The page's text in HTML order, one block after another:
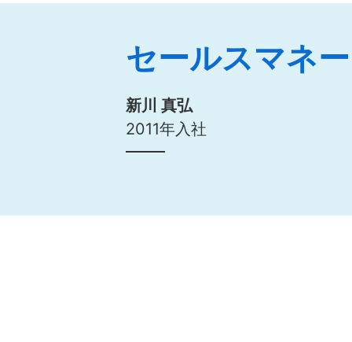
セールスマネ
新川 真弘
2011年入社